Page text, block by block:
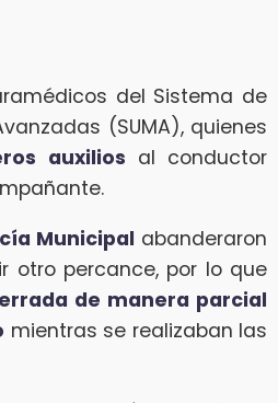
del Sistema de
(SUMA), quienes
auxilios al conductor
Municipal abanderaron
otro percance, por lo que
de manera parcial
mientras se realizaban las